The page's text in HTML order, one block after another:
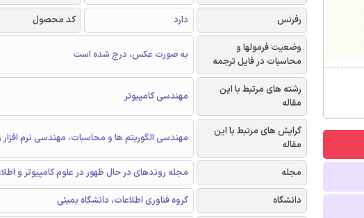
رفرنس
دارد کد محصول
وضعیت فرمولها و
محاسبات در فایل ترجمه
به صورت عکس، درج شده است
رشته های مرتبط با این
مقاله
مهندسی کامپیوتر
گرایش های مرتبط با این
مقاله
مهندسی الگوریتم ها و محاسبات، مهندسی نرم افزار
مجله
مجله روندهای در حال ظهور در علوم کامپیوتر و
دانشگاه
گروه فناوری اطلاعات، دانشگاه بمبئی